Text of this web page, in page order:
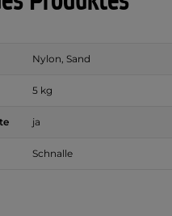
Nylon, Sand
5 kg
ja
Schnalle